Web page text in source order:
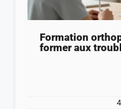
Formation
former aux